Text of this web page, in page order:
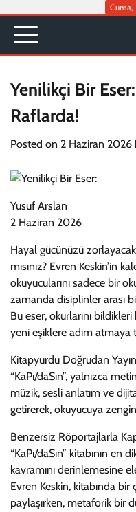
content
Yenilikçi Bir Eser:
Raflarda!
Posted on 2 Haziran 2026
Yusuf Arslan
2 Haziran 2026
Hayal gücünüzü
mısınız? Evren Keskin’in
okuyucularını sadece bir
zamanda disiplinler arası
Bu eser, okurlarını
yeni eşiklere adım atmaya
Kitapyurdu Doğrudan
“KaPı/daSın”, yalnızca
müzik, sesli anlatım ve
getirerek, okuyucuya
Benzersiz Röportajlarla
“KaPı/daSın” kitabının en
kavramını derinlemesine
Evren Keskin, kitabında
paylaşırken, metaforik bir